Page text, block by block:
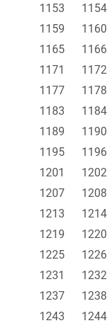
1153 1154
1159
1160
1165
1166
1171
1172
1177
1178
1183
1184
1189
1190
1195
1196
1201
1202
1207
1208
1213
1214
1219
1220
1225
1226
1231
1232
1237
1238
1243
1244